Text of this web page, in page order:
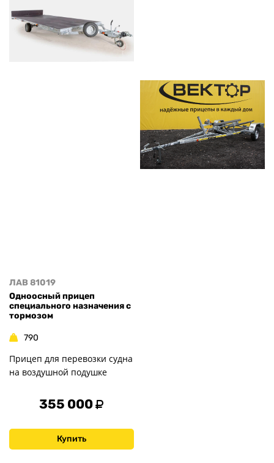
ЛАВ 81019
Одноосный прицеп
специального назначения с
тормозом
790
Прицеп для перевозки судна
на воздушной подушке
355 000
Купить